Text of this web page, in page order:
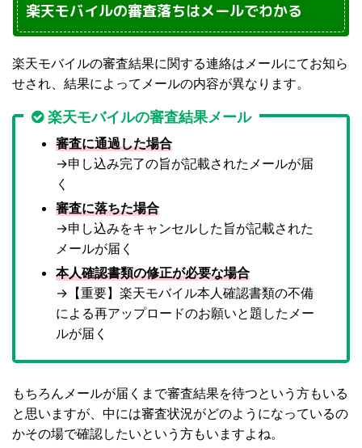
楽天モバイルの審査落ちはメールでわかる
楽天モバイルの審査結果に関する連絡はメールにてお知ら
せされ、結果によってメールの内容が異なります。
楽天モバイルの審査結果メール
審査に通過した場合
→申し込み完了の旨が記載されたメールが届
く
審査に落ちた場合
→申し込みをキャンセルした旨が記載された
メールが届く
本人確認書類の修正が必要な場合
→【重要】楽天モバイル本人確認書類の不備
による再アップロードのお願いと題したメー
ルが届く
もちろんメールが届くまで審査結果を待つという方もいる
と思いますが、中には審査状況がどのようになっているの
かその場で確認したいという方もいますよね。